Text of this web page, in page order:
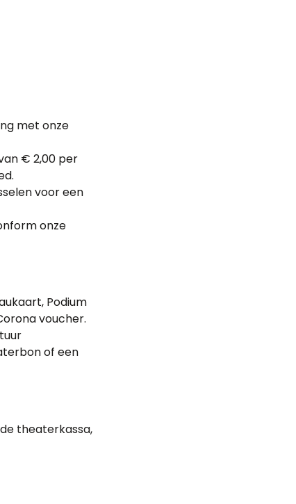
met onze
€ 2,00 per
voor een
onze
Podium
voucher.
of een
theaterkassa,